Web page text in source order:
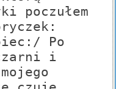
poczułem
Po
i